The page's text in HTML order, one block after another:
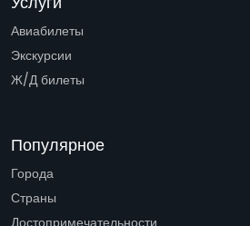
Авиабилеты
Экскурсии
Ж/Д билеты
Популярное
Города
Страны
Достопримечательности